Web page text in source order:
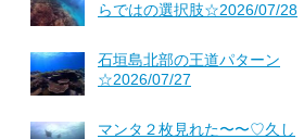
らではの選択肢☆2026/07/28
石垣島北部の王道パターン
☆2026/07/27
マンタ２枚見れた〜〜♡久し